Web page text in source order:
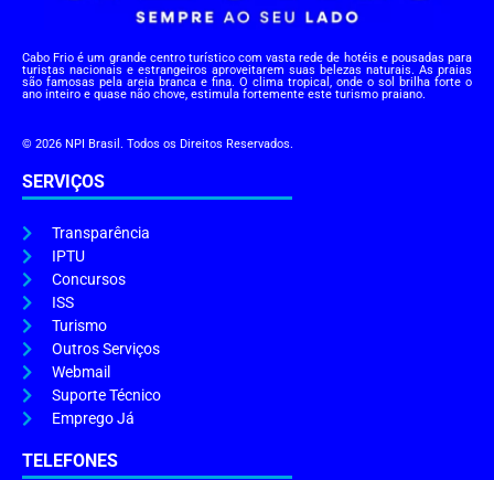
Cabo Frio é um grande centro turístico com vasta rede de hotéis e pousadas para
turistas nacionais e estrangeiros aproveitarem suas belezas naturais. As praias
são famosas pela areia branca e fina. O clima tropical, onde o sol brilha forte o
ano inteiro e quase não chove, estimula fortemente este turismo praiano.
© 2026 NPI Brasil. Todos os Direitos Reservados.
SERVIÇOS
Transparência
IPTU
Concursos
ISS
Turismo
Outros Serviços
Webmail
Suporte Técnico
Emprego Já
TELEFONES